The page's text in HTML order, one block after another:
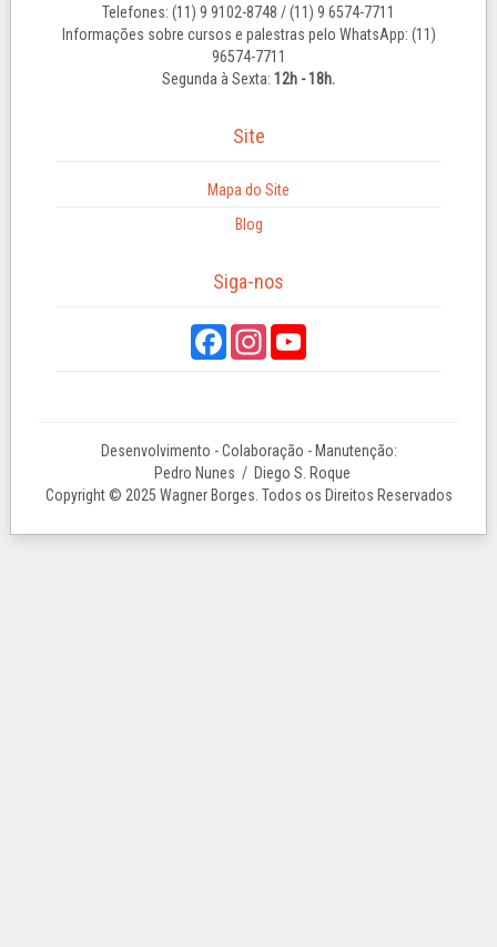
Telefones: (11) 9 9102-8748 / (11) 9 6574-7711
Informações sobre cursos e palestras pelo WhatsApp: (11)
96574-7711
Segunda à Sexta: 12h - 18h.
Site
Mapa do Site
Blog
Siga-nos
Desenvolvimento - Colaboração - Manutenção:
Pedro Nunes / Diego S. Roque
Copyright © 2025 Wagner Borges. Todos os Direitos Reservados